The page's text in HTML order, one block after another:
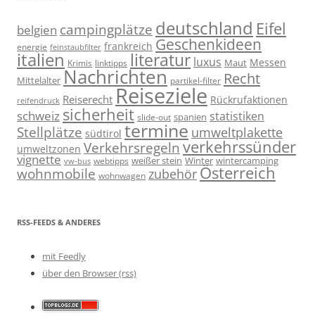
belgien campingplätze deutschland Eifel
energie feinstaubfilter frankreich Geschenkideen
italien Krimis linktipps literatur luxus Maut Messen
Mittelalter Nachrichten partikel-filter Recht
reifendruck Reiserecht Reiseziele Rückrufaktionen
schweiz sicherheit slide-out spanien statistiken
Stellplätze südtirol termine umweltplakette
umweltzonen Verkehrsregeln verkehrssünder
vignette vw-bus webtipps weißer stein Winter wintercamping
wohnmobile wohnwagen zubehör Österreich
RSS-FEEDS & ANDERES
mit Feedly
über den Browser (rss)